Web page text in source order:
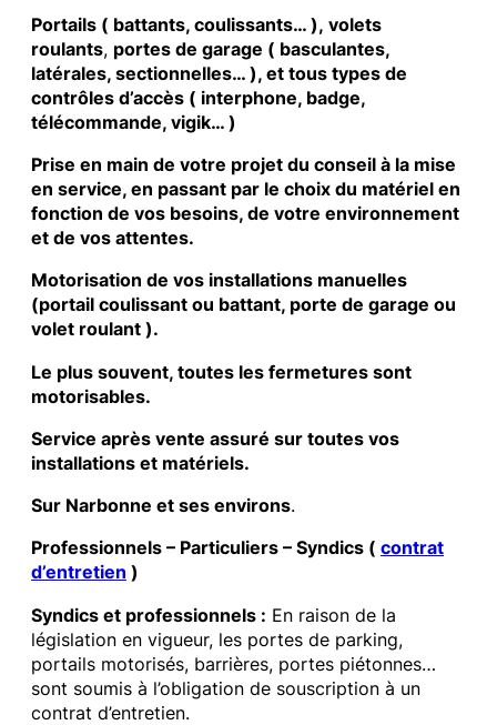
Portails ( battants, coulissants… ), volets
roulants, portes de garage ( basculantes,
latérales, sectionnelles… ), et tous types de
contrôles d’accès ( interphone, badge,
télécommande, vigik… )
Prise en main de votre projet du conseil à la mise
en service, en passant par le choix du matériel en
fonction de vos besoins, de votre environnement
et de vos attentes.
Motorisation de vos installations manuelles
(portail coulissant ou battant, porte de garage ou
volet roulant ).
Le plus souvent, toutes les fermetures sont
motorisables.
Service après vente assuré sur toutes vos
installations et matériels.
Sur Narbonne et ses environs.
Professionnels – Particuliers – Syndics ( contrat
d’entretien )
Syndics et professionnels : En raison de la
législation en vigueur, les portes de parking,
portails motorisés, barrières, portes piétonnes…
sont soumis à l’obligation de souscription à un
contrat d’entretien.